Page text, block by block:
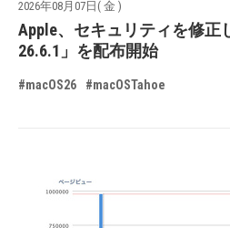
2026年08月07日( 金 )
Apple、セキュリティを修正
26.6.1」を配布開始
#macOS26 #macOSTahoe